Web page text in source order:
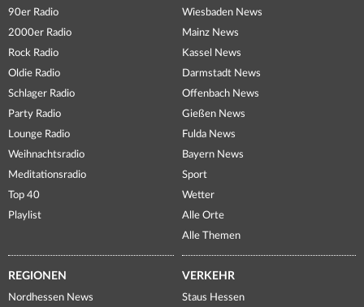
90er Radio
2000er Radio
Rock Radio
Oldie Radio
Schlager Radio
Party Radio
Lounge Radio
Weihnachtsradio
Meditationsradio
Top 40
Playlist
Wiesbaden News
Mainz News
Kassel News
Darmstadt News
Offenbach News
Gießen News
Fulda News
Bayern News
Sport
Wetter
Alle Orte
Alle Themen
REGIONEN
Nordhessen News
VERKEHR
Staus Hessen